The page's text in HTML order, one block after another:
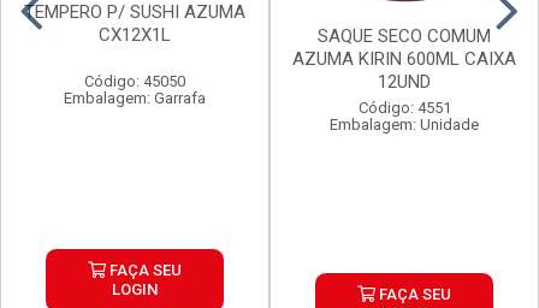
TEMPERO P/ SUSHI AZUMA
CX12X1L
Código: 45050
Embalagem: Garrafa
FAÇA SEU
LOGIN
SAQUE SECO COMUM
AZUMA KIRIN 600ML CAIXA
12UND
Código: 4551
Embalagem: Unidade
FAÇA SEU